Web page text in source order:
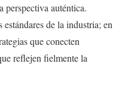
perspectiva auténtica.
de la industria; en
que conecten
reflejen fielmente la